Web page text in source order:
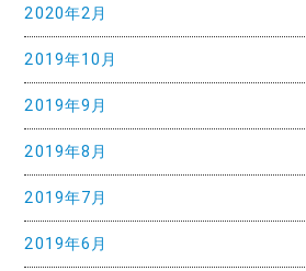
2020年2月
2019年10月
2019年9月
2019年8月
2019年7月
2019年6月